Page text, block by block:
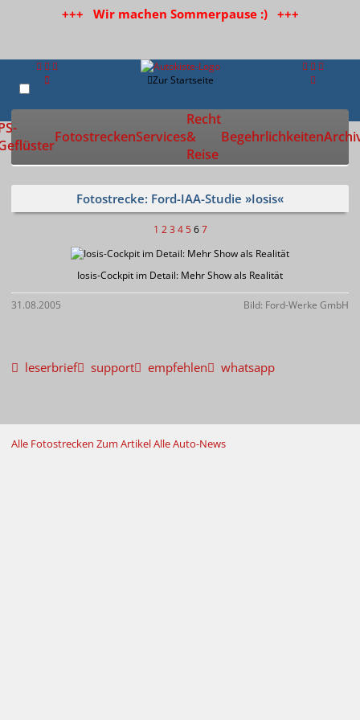
+++ Wir machen Sommerpause :) +++
Zur Startseite
FotostreckenServices
Recht
&
Reise
Begehrlichkeiten
Fotostrecke: Ford-IAA-Studie »Iosis«
1 2 3 4 5 6 7
Iosis-Cockpit im Detail: Mehr Show als Realität
31.08.2005 Bild: Ford-Werke GmbH
leserbrief support empfehlen whatsapp
Alle Fotostrecken Zum ArtikelAlle Auto-News